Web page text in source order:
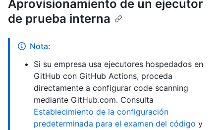
Aprovisionamiento de un ejecutor
de prueba interna
Nota:
Si su empresa usa ejecutores hospedados en
GitHub con GitHub Actions, proceda
directamente a configurar code scanning
mediante GitHub.com. Consulta
Establecimiento de la configuración
predeterminada para el examen del código y